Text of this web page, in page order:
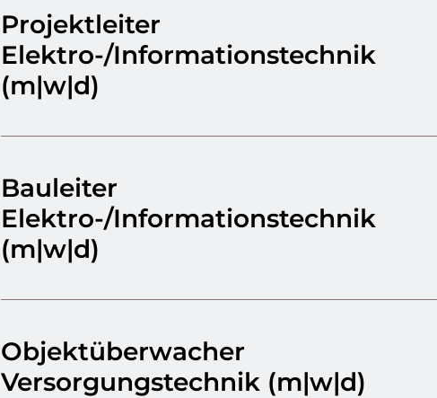
Projektleiter
Elektro-/Informationstechnik
(m|w|d)
Bauleiter
Elektro-/Informationstechnik
(m|w|d)
Objektüberwacher
Versorgungstechnik (m|w|d)